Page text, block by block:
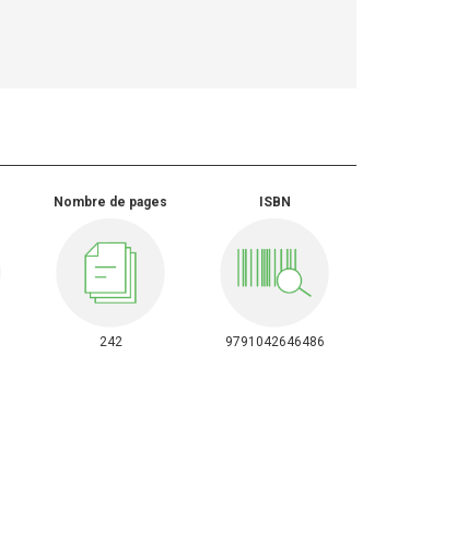
Nombre de pages
242
ISBN
9791042646486